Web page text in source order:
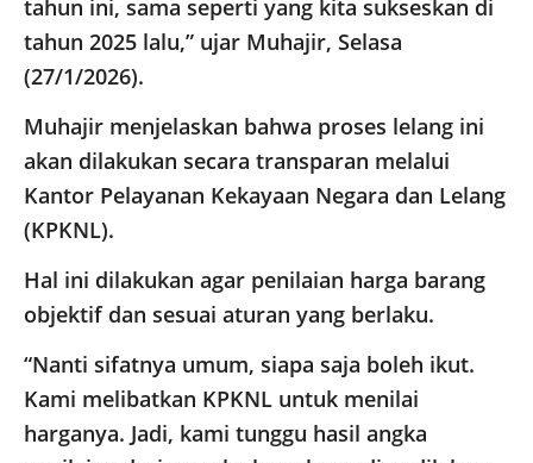
tahun ini, sama seperti yang kita sukseskan di
tahun 2025 lalu,” ujar Muhajir, Selasa
(27/1/2026).
Muhajir menjelaskan bahwa proses lelang ini
akan dilakukan secara transparan melalui
Kantor Pelayanan Kekayaan Negara dan Lelang
(KPKNL).
Hal ini dilakukan agar penilaian harga barang
objektif dan sesuai aturan yang berlaku.
“Nanti sifatnya umum, siapa saja boleh ikut.
Kami melibatkan KPKNL untuk menilai
harganya. Jadi, kami tunggu hasil angka